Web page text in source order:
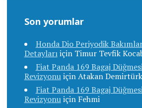
Son yorumlar
Honda Dio Periyodik
Detaylarıiçin Timur Tevfik
Fiat Panda 169 Bagaj
RevizyonuiçinAtakan Demirtürk
Fiat Panda 169 Bagaj
Revizyonuiçin Fehmi